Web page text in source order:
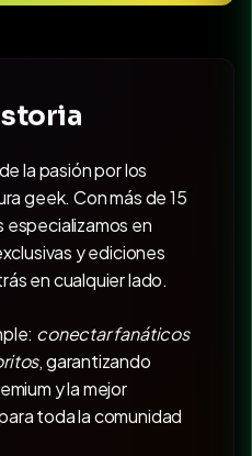
la pasión por los
geek. Con más de 15
especializamos en
y ediciones
en cualquier lado.
conectar fanáticos
, garantizando
y la mejor
toda la comunidad